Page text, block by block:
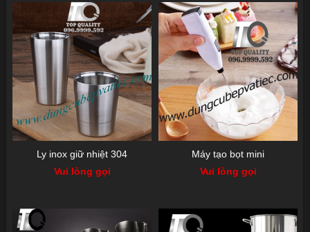
Ly inox giữ nhiệt 304
Vui lòng gọi
Máy tạo bọt mini
Vui lòng gọi